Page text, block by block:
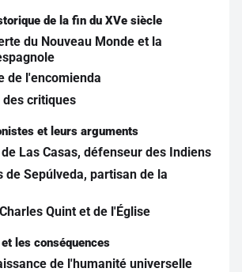
S'inscrire gratuitement
de 10 contenus offerts.
de la fin du XVe siècle
du Nouveau Monde et la
de l'encomienda
des critiques
et leurs arguments
Las Casas, défenseur des Indiens
de Sepúlveda, partisan de la
Quint et de l'Église
les conséquences
de l'humanité universelle